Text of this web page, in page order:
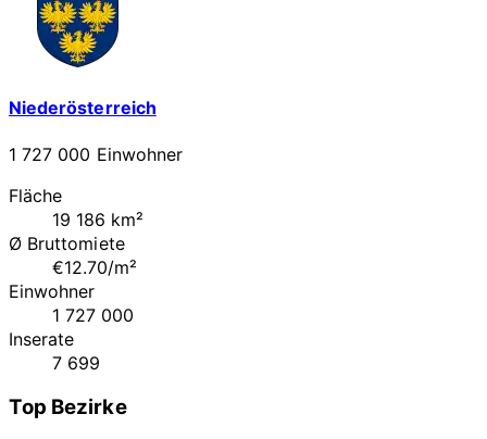
Niederösterreich
1 727 000 Einwohner
Fläche
19 186 km²
Ø Bruttomiete
€12.70/m²
Einwohner
1 727 000
Inserate
7 699
Top Bezirke